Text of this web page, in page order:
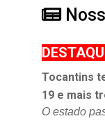
Tocantins
19 e mais
O estado